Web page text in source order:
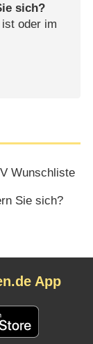
sich?
oder im
Wunschliste
Sie sich?
App